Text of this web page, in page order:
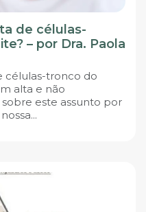
de células-
– por Dra. Paola
células-tronco do
alta e não
este assunto por